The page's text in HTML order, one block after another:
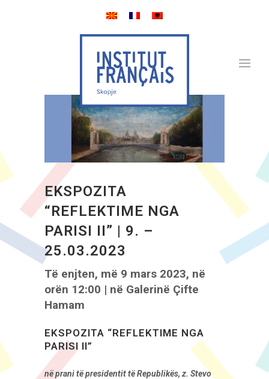
EKSPOZITA
“REFLEKTIME NGA
PARISI II” | 9. –
25.03.2023
Të enjten, më 9 mars 2023, në
orën 12:00 | në Galerinë Çifte
Hamam
EKSPOZITA “REFLEKTIME NGA
PARISI II”
në prani të presidentit të Republikës, z. Stevo